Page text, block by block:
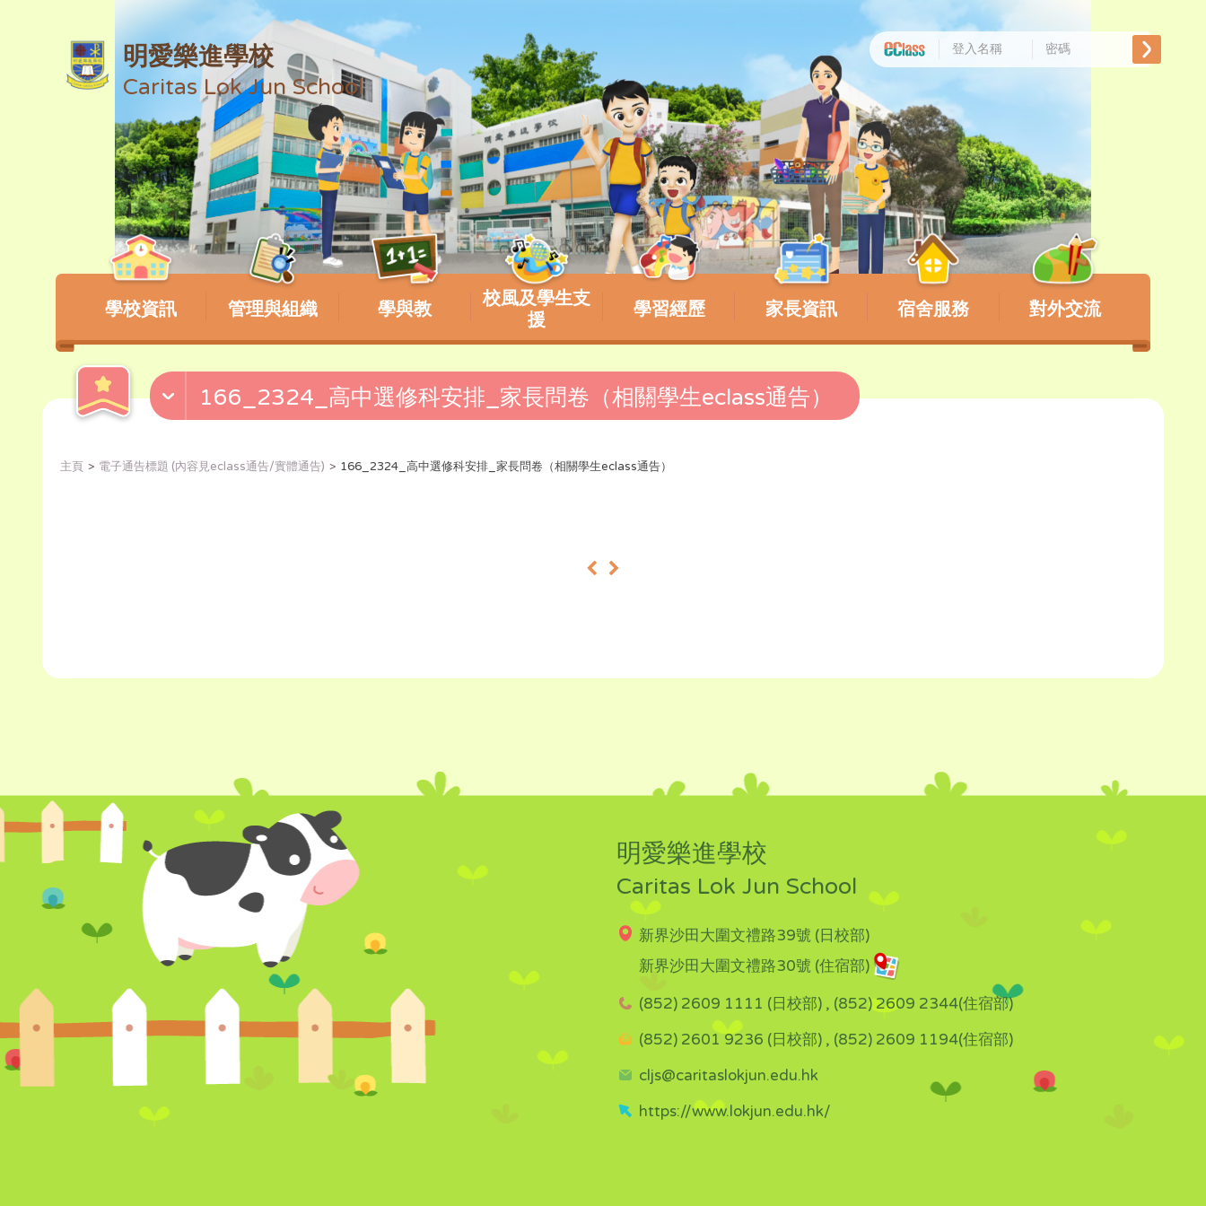
明愛樂進學校
Caritas Lok Jun School
學校資訊 管理與組織 學與教
校風及學生支
援
學習經歷 家長資訊 宿舍服務 對外交流
166_2324_高中選修科安排_家長問卷（相關學生eclass通告）
主頁 電子通告標題 (內容見eclass通告/實體通告) 166_2324_高中選修科安排_家長問卷（相關學生eclass通告）
« »
明愛樂進學校
Caritas Lok Jun School
新界沙田大圍文禮路39號 (日校部)
新界沙田大圍文禮路30號 (住宿部)
(852) 2609 1111 (日校部) , (852) 2609 2344(住宿部)
(852) 2601 9236 (日校部) , (852) 2609 1194(住宿部)
cljs@caritaslokjun.edu.hk
https://www.lokjun.edu.hk/